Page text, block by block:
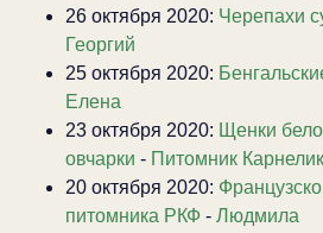
26 октября 2020: Черепахи
Георгий
25 октября 2020:
Елена
23 октября 2020: Щенки
овчарки - Питомник
20 октября 2020:
питомника РКФ - Людмила